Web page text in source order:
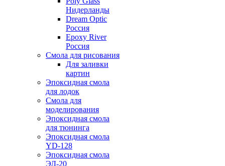
Нидерланды
Dream Optic
Россия
Epoxy River
Россия
Смола для рисования
Для заливки
картин
Эпоксидная смола
для лодок
Смола для
моделирования
Эпоксидная смола
для тюнинга
Эпоксидная смола
YD-128
Эпоксидная смола
ЭД-20